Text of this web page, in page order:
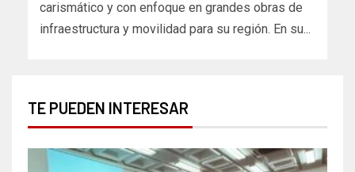
carismático y con enfoque en grandes obras de
infraestructura y movilidad para su región. En su...
TE PUEDEN INTERESAR